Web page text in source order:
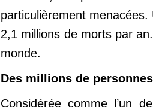
particulièrement menacées.
2,1 millions de morts par
monde.
Des millions de
Considérée comme l’un